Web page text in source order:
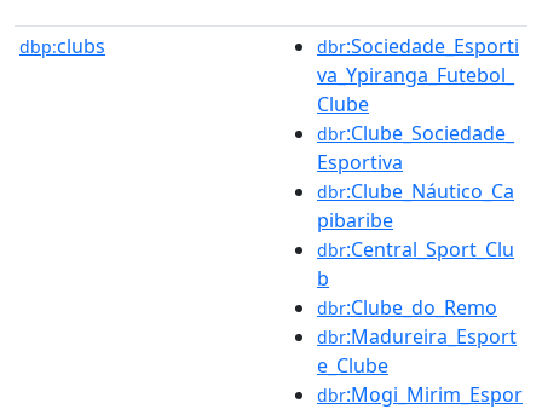
dbp:clubs dbr:Sociedade_Esporti
va_Ypiranga_Futebol_
Clube
dbr:Clube_Sociedade_
Esportiva
dbr:Clube_Náutico_Ca
pibaribe
dbr:Central_Sport_Clu
b
dbr:Clube_do_Remo
dbr:Madureira_Esport
e_Clube
dbr:Mogi_Mirim_Espor